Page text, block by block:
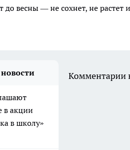
до весны — не сохнет, не
в акции
в школу»
Комментарии